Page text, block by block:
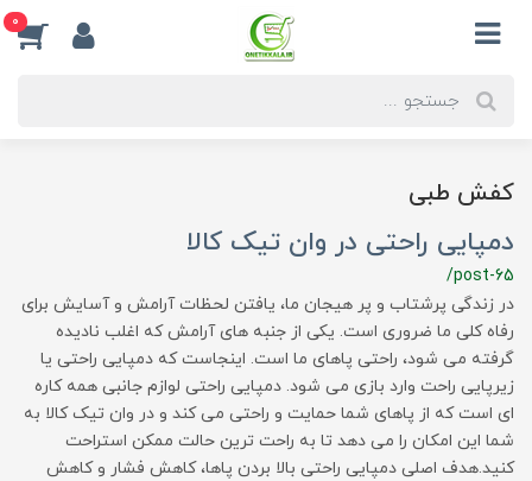
0
کفش طبی
دمپایی راحتی در وان تیک کالا
/post-65
در زندگی پرشتاب و پر هیجان ما، یافتن لحظات آرامش و آسایش برای
رفاه کلی ما ضروری است. یکی از جنبه های آرامش که اغلب نادیده
گرفته می شود، راحتی پاهای ما است. اینجاست که دمپایی راحتی یا
زیرپایی راحت وارد بازی می شود. دمپایی راحتی لوازم جانبی همه کاره
ای است که از پاهای شما حمایت و راحتی می کند و در وان تیک کالا به
شما این امکان را می دهد تا به راحت ترین حالت ممکن استراحت
کنید.هدف اصلی دمپایی راحتی بالا بردن پاها، کاهش فشار و کاهش